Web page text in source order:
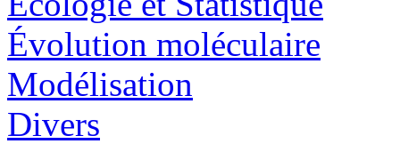
Évolution moléculaire
Modélisation
Divers